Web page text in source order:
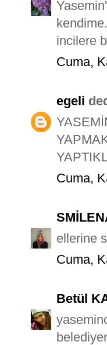
incilere
Cuma,
egeli
Cuma,
ellerine
Cuma,
Betül